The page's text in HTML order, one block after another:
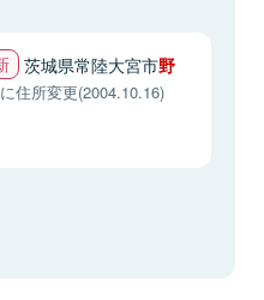
茨城県常陸大宮市野
に住所変更(2004.10.16)